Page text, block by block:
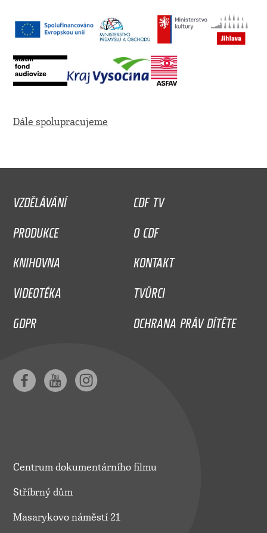
Dále spolupracujeme
VZDĚLÁVÁNÍ
CDF TV
PRODUKCE
O CDF
KNIHOVNA
KONTAKT
VIDEOTÉKA
TVŮRCI
GDPR
OCHRANA PRÁV DÍTĚTE
Centrum dokumentárního filmu
Stříbrný dům
Masarykovo náměstí 21